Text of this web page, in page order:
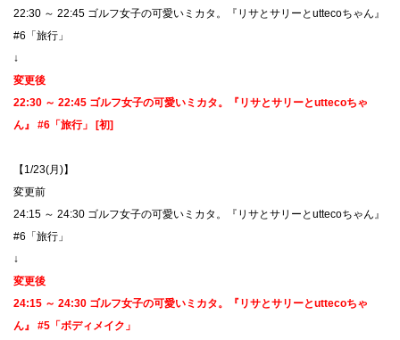
22:30 ～ 22:45 ゴルフ女子の可愛いミカタ。『リサとサリーとuttecoちゃん』
#6「旅行」
↓
変更後
22:30 ～ 22:45 ゴルフ女子の可愛いミカタ。『リサとサリーとuttecoちゃ
ん』 #6「旅行」 [初]
【1/23(月)】
​変更前
24:15 ～ 24:30 ゴルフ女子の可愛いミカタ。『リサとサリーとuttecoちゃん』
#6「旅行」
↓
変更後
24:15 ～ 24:30 ゴルフ女子の可愛いミカタ。『リサとサリーとuttecoちゃ
ん』 #5「ボディメイク」